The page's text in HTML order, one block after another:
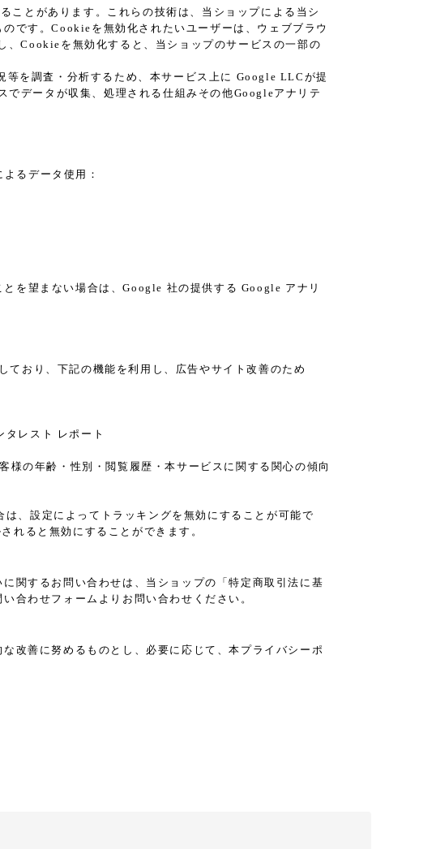
ことがあります。これらの技術は、当ショップによる当シ
です。Cookieを無効化されたいユーザーは、ウェブブラウ
Cookieを無効化すると、当ショップのサービスの一部の
等を調査・分析するため、本サービス上に Google LLCが提
データが収集、処理される仕組みその他Googleアナリテ
るデータ使用：
を望まない場合は、Google 社の提供する Google アナリ
おり、下記の機能を利用し、広告やサイト改善のため
レスト レポート
の年齢・性別・閲覧履歴・本サービスに関する関心の傾向
、設定によってトラッキングを無効にすることが可能で
れると無効にすることができます。
関するお問い合わせは、当ショップの「特定商取引法に基
合わせフォームよりお問い合わせください。
改善に努めるものとし、必要に応じて、本プライバシーポ